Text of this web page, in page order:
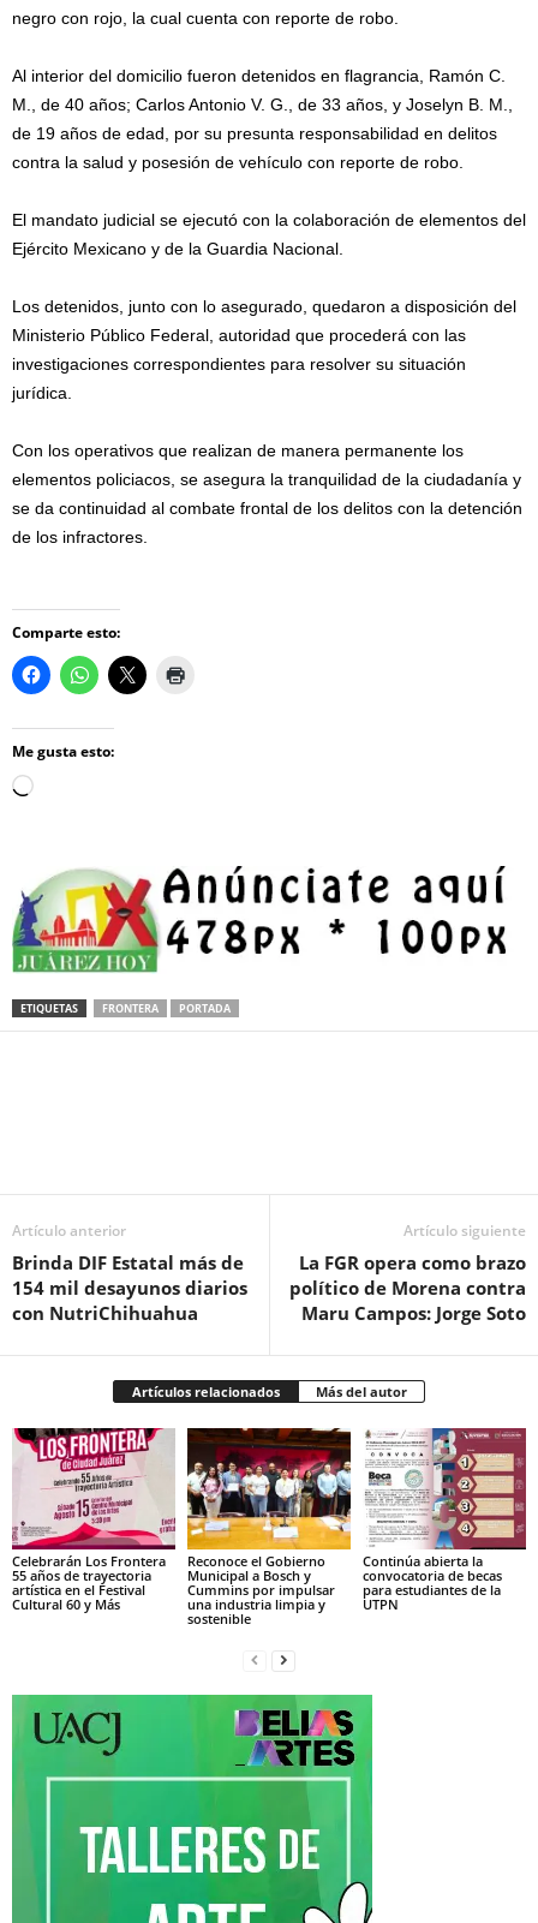
negro con rojo, la cual cuenta con reporte de robo.
Al interior del domicilio fueron detenidos en flagrancia, Ramón C.
M., de 40 años; Carlos Antonio V. G., de 33 años, y Joselyn B. M.,
de 19 años de edad, por su presunta responsabilidad en delitos
contra la salud y posesión de vehículo con reporte de robo.
El mandato judicial se ejecutó con la colaboración de elementos del
Ejército Mexicano y de la Guardia Nacional.
Los detenidos, junto con lo asegurado, quedaron a disposición del
Ministerio Público Federal, autoridad que procederá con las
investigaciones correspondientes para resolver su situación
jurídica.
Con los operativos que realizan de manera permanente los
elementos policiacos, se asegura la tranquilidad de la ciudadanía y
se da continuidad al combate frontal de los delitos con la detención
de los infractores.
Comparte esto:
Me gusta esto:
Loading…
ETIQUETAS FRONTERA PORTADA
Artículo anterior
Brinda DIF Estatal más de
154 mil desayunos diarios
con NutriChihuahua
Artículo siguiente
La FGR opera como brazo
político de Morena contra
Maru Campos: Jorge Soto
Artículos relacionados Más del autor
Celebrarán Los Frontera
55 años de trayectoria
artística en el Festival
Cultural 60 y Más
Reconoce el Gobierno
Municipal a Bosch y
Cummins por impulsar
una industria limpia y
sostenible
Continúa abierta la
convocatoria de becas
para estudiantes de la
UTPN